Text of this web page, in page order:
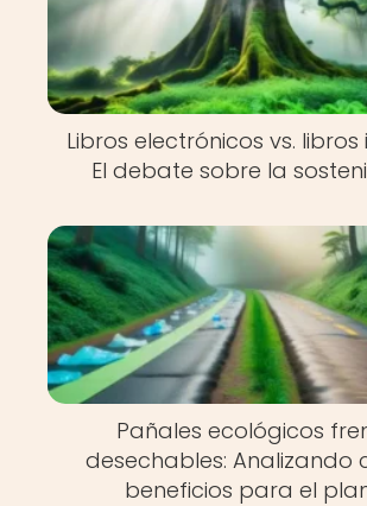
Libros electrónicos vs. libros
El debate sobre la
Pañales ecológicos
desechables: Analizando
beneficios para el